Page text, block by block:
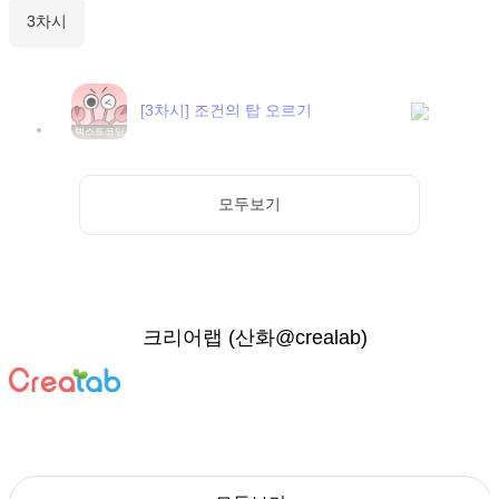
3차시
텍스트코딩
[3차시] 조건의 탑 오르기
모두보기
크리어랩 (산화@crealab)